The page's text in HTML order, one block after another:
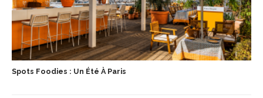
Spots Foodies : Un Été À Paris